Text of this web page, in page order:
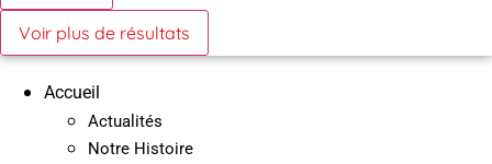
Voir plus de résultats
Accueil
Actualités
Notre Histoire